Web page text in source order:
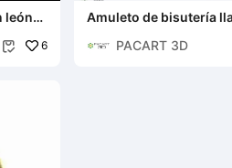
león
 6
Amuleto de bisutería
PACART 3D